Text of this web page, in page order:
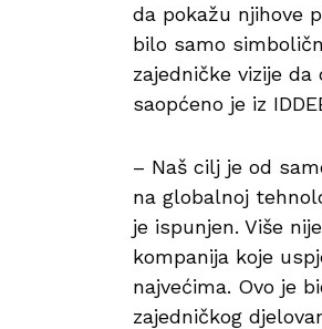
da pokažu njihove
bilo samo
zajedničke vizije
saopćeno je iz
– Naš cilj je od
na globalnoj
je ispunjen. Više
kompanija koje
najvećima. Ovo je
zajedničkog